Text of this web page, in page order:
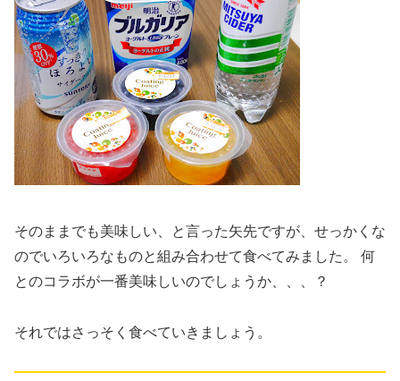
そのままでも美味しい、と言った矢先ですが、せっかくな
のでいろいろなものと組み合わせて食べてみました。 何
とのコラボが一番美味しいのでしょうか、、、？
それではさっそく食べていきましょう。